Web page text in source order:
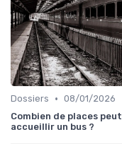
Dossiers • 08/01/2026
Combien de places peut
accueillir un bus ?